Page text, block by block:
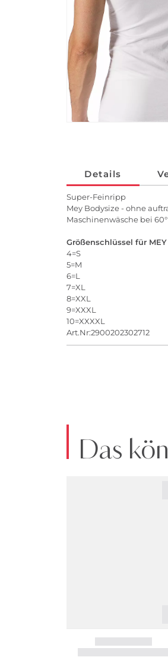
Details
Super-Feinripp
Mey Bodysize - ohne
Maschinenwäsche bei
Größenschlüssel für
4=S
5=M
6=L
7=XL
8=XXL
9=XXXL
10=XXXXL
Art.Nr:2900202302712
Das